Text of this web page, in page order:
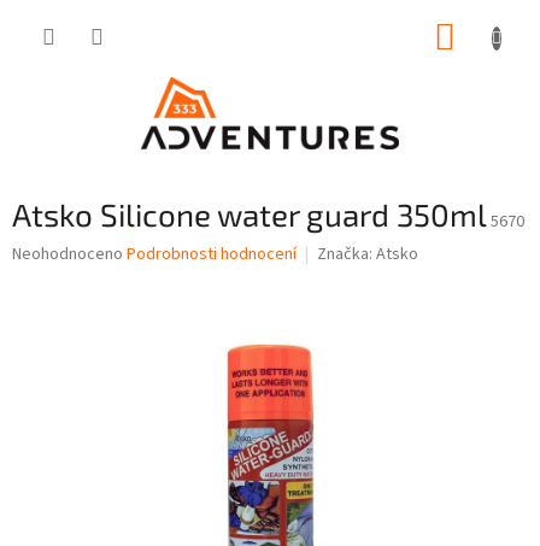
Atsko Silicone water guard 350ml5670
Průměrné
Neohodnoceno Podrobnosti hodnocení Značka: Atsko